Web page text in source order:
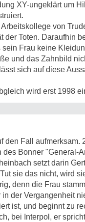
XY-ungeklärt um
von
Toten. Daraufhin
sein Frau keine
und das Zahnbild
sich auf diese
wird erst 1998
den Fall aufmerksam.
Bonner "General-
setzt darin
sie das nicht, wird
denn die Frau
der Vergangenheit
ist, und beginnt zu
bei Interpol, er